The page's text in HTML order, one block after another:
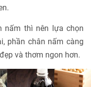
nấm thì nên lựa chọn
phần chân nấm càng
và thơm ngon hơn.